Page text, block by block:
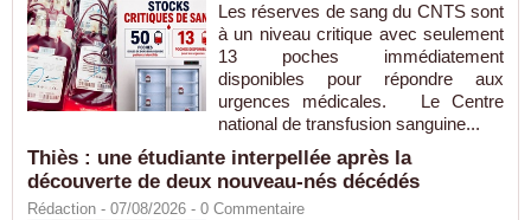
Les réserves de sang du CNTS sont
à un niveau critique avec seulement
13 poches immédiatement
disponibles pour répondre aux
urgences médicales. Le Centre
national de transfusion sanguine...
Thiès : une étudiante interpellée après la
découverte de deux nouveau-nés décédés
Rédaction - 07/08/2026 - 0 Commentaire